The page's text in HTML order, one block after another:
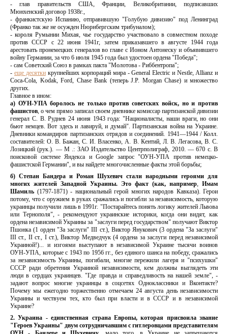
- глав правительств США, Франции, Великобритании, подписавших
Мюнхенский договор 1938г.,
- франкистскую Испанию, отправившую "Голубую дивизию" под Ленинград
(Франко так же не осужден Нюрнбергским трибуналом);
- короля Румынии Михая, чье государство участвовало в совместном походе
против СССР с 22 июня 1941г, затем приказавшего в августе 1944 года
арестовать пронемецких генералов во главе с Ионом Антонеску и объявившего
войну Германии, за что 6 июля 1945 года был удостоен ордена "Победа";
- сам Советский Союз в рамках пакта "Молотова - Риббентропа";
- еще десяткикрупнейших корпораций мира - General Electric и Nestle, Allianz и
Coca-Cola, Kodak, Ford, Chase Bank (теперь J.P. Morgan Chase) и множество
других.
Главное в ином:
а) ОУН-УПА боролось не только против советских войск, но и против
фашистов, о чем прямо записал своем дневнике комиссар партизанской дивизии
генерал С. В. Руднев 24 июня 1943 года: "Националисты, наши враги, но они
бьют немцев. Вот здесь и лавируй, и думай". Партизанская война на Украине.
Дневники командиров партизанских отрядов и соединений. 1941—1944 / Колл.
составителей: О. В. Бажан, С. И. Власенко, А. В. Кентий, Л. В. Легасова, В. С.
Лозицкий (рук.). — М .: ЗАО Издательство Центрполиграф, 2010. — 670 с. В
поисковой системе Яндекса и Google запрос "ОУН-УПА против немецко-
фашистской Германии", и вы найдете многочисленные факты этой борьбы;
б) Степан Бандера и Роман Шухевич стали народными героями для
многих жителей Западной Украины. Это факт (как, например, Имам
Шамиль (1797-1871) - национальный герой многих народов Кавказа). Герои
потому, что с оружием в руках сражались и погибли за независимость, которую
украинцы получили лишь в 1991г. "Постарайтесь понять логику жителей Львова
или Тернополя", - рекомендуют украинские историки, когда они видят, как
ордена независимой Украины за "заслуги перед государством" получают Виктор
Пшонка (1 орден "За заслуги" III ст.), Виктор Янукович (3 ордена "За заслуги"
III ст., II ст., I ст.), Виктор Медведчук (4 ордена за заслуги перед независимой
Украиной!)... и изгоями выступают в независимой Украине тысячи воинов
ОУН-УПА, которые с 1943 по 1956 гг., без единого шанса на победу, сражались
за независимость Украины, погибали, многие пережили лагеря и "психушки"
СССР ради обретения Украиной независимости, кем должны выглядеть эти
люди в сердцах украинцев. "Где правда и справедливость на нашей земле", -
задают вопрос многие украинцы в соцсетях Одноклассники и Вконтакте?
Почему мы ежегодно торжественно отмечаем 24 августа день независимости
Украины и чествуем тех, кто был при власти и в СССР и в независимой
Украине?
2.Украина - единственная страна Европы, которая присвоила звание
"Героев Украины" двум сотрудничавшим с гитлеровцами представителям